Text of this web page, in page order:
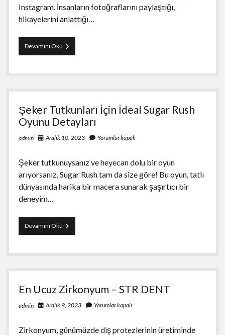
Instagram. İnsanların fotoğraflarını paylaştığı,
hikayelerini anlattığı…
Devamını OkuInstagramda
Takipçi
Artırmanın
Hızlı
Şeker Tutkunları İçin İdeal Sugar Rush
Oyunu Detayları
admin Aralık 10, 2023 Yorumlar kapalı
Şeker tutkunuysanız ve heyecan dolu bir oyun
arıyorsanız, Sugar Rush tam da size göre! Bu oyun, tatlı
dünyasında harika bir macera sunarak şaşırtıcı bir
deneyim…
Devamını OkuŞeker
Tutkunları
İdeal
Rush
Detayları
En Ucuz Zirkonyum – STR DENT
admin Aralık 9, 2023 Yorumlar kapalı
Zirkonyum, günümüzde diş protezlerinin üretiminde